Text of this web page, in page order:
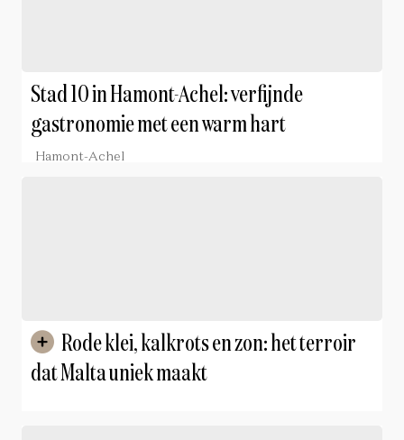
Stad 10 in Hamont-Achel: verfijnde
gastronomie met een warm hart
Hamont-Achel
dat Malta uniek maakt